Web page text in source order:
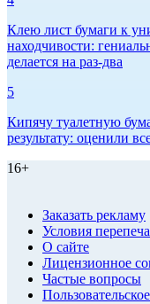
Клею лист бумаги к
находчивости:
делается на раз-два
5
Кипячу туалетную
результату: оценили
16+
Заказать рекламу
Условия
О сайте
Лицензионное
Частые вопросы